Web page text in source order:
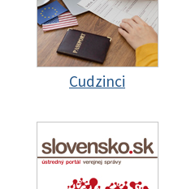
Cudzinci